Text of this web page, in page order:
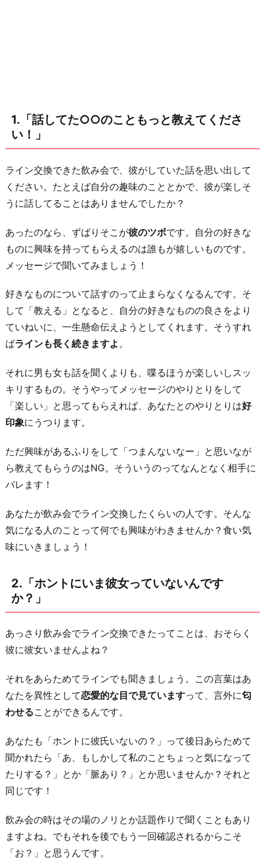
さ
い！」
「ホ
ン
ト
い
ま
彼
っ
い
ん
で
す
3.
「気
に
っ
て
た
ら
交
で
き
嬉
し
い
で
す」
4.
「今
中
に
飲
1.「話してた○○のこともっと教えてくださ
い！」
ライン交換できた飲み会で、彼がしていた話を思い出して
ください。たとえば自分の趣味のこととかで、彼が楽しそ
うに話してることはありませんでしたか？
あったのなら、ずばりそこが彼のツボです。自分の好きな
ものに興味を持ってもらえるのは誰もが嬉しいものです。
メッセージで聞いてみましょう！
好きなものについて話すのって止まらなくなるんです。そ
して「教える」となると、自分の好きなものの良さをより
ていねいに、一生懸命伝えようとしてくれます。そうすれ
ばラインも長く続きますよ。
それに男も女も話を聞くよりも、喋るほうが楽しいしスッ
キリするもの。そうやってメッセージのやりとりをして
「楽しい」と思ってもらえれば、あなたとのやりとりは好
印象にうつります。
ただ興味があるふりをして「つまんないなー」と思いなが
ら教えてもらうのはNG。そういうのってなんとなく相手に
バレます！
あなたが飲み会でライン交換したくらいの人です。そんな
気になる人のことって何でも興味がわきませんか？食い気
味にいきましょう！
2.「ホントにいま彼女っていないんです
か？」
あっさり飲み会でライン交換できたってことは、おそらく
彼に彼女いませんよね？
それをあらためてラインでも聞きましょう。この言葉はあ
なたを異性として恋愛的な目で見ていますって、言外に匂
わせることができるんです。
あなたも「ホントに彼氏いないの？」って後日あらためて
聞かれたら「あ、もしかして私のことちょっと気になって
たりする？」とか「脈あり？」とか思いませんか？それと
同じです！
飲み会の時はその場のノリとか話題作りで聞くこともあり
ますよね。でもそれを後でもう一回確認されるからこそ
「お？」と思うんです。